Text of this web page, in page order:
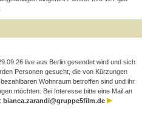
live aus Berlin gesendet wird und sich
Personen gesucht, die von Kürzungen
Wohnraum betroffen sind und ihr
möchten. Bei Interesse bitte eine Mail an
bianca.zarandi@gruppe5film.de